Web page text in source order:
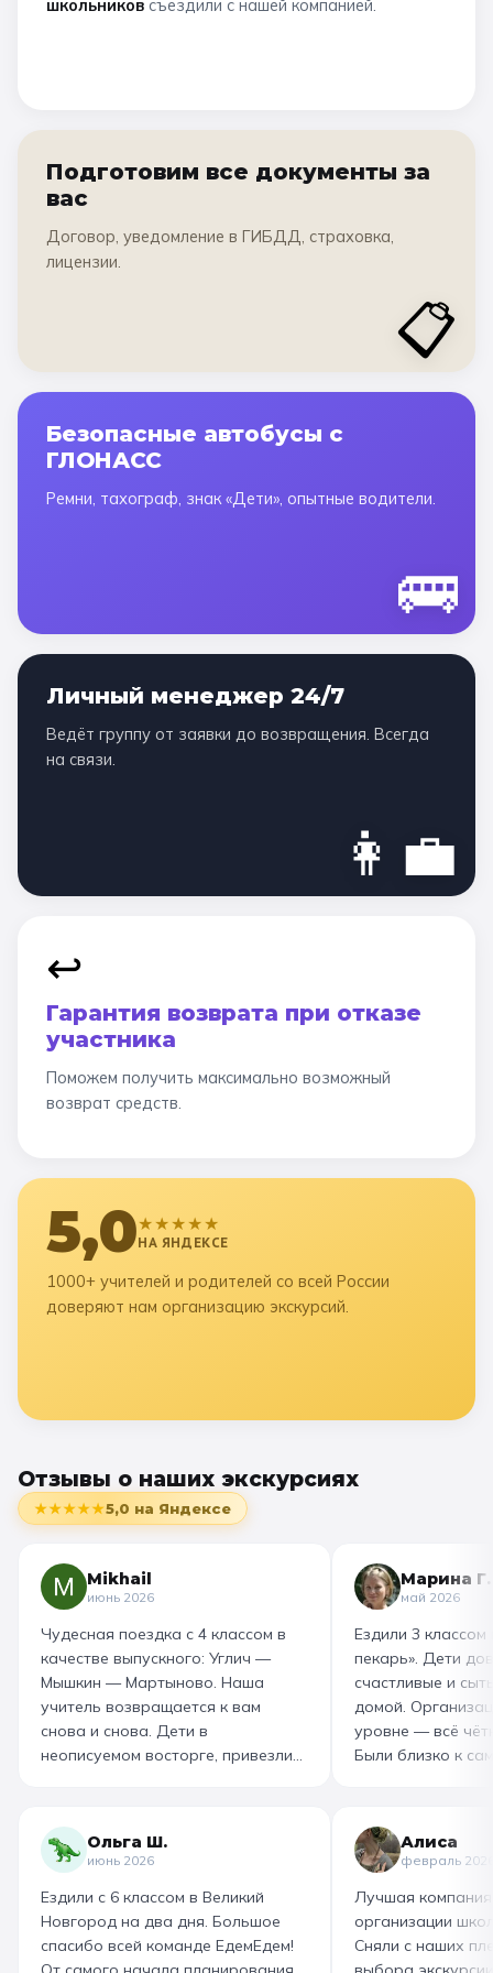
школьников съездили с нашей компанией.
Подготовим все документы за
вас
Договор, уведомление в ГИБДД, страховка,
лицензии.
📋
Безопасные автобусы с
ГЛОНАСС
Ремни, тахограф, знак «Дети», опытные водители.
🚌
Личный менеджер 24/7
Ведёт группу от заявки до возвращения. Всегда
на связи.
👩‍💼
↩️
Гарантия возврата при отказе
участника
Поможем получить максимально возможный
возврат средств.
5,0★★★★★
НА ЯНДЕКСЕ
1000+ учителей и родителей со всей России
доверяют нам организацию экскурсий.
Отзывы о наших экскурсиях
★★★★★5,0 на Яндексе
Mikhail
июнь 2026
Чудесная поездка с 4 классом в
качестве выпускного: Углич —
Мышкин — Мартыново. Наша
учитель возвращается к вам
снова и снова. Дети в
неописуемом восторге, привезли
маршрут для себя, настолько
интересно и насыщенно было.
Огромная благодарность
организатору! Вы лучшие: от
выбора супер-маршрута, питания,
гостиницы, тайминга, до
Марина Г.
май 2026
Ездили 3 классом
пекарь». Дети
счастливые и
домой.
уровне — всё
Были близко к
гигантский
изготовили
слоёного теста,
со скоморохом,
загадками. В
горячие
Ольга Ш.
июнь 2026
Ездили с 6 классом в Великий
Новгород на два дня. Большое
спасибо всей команде ЕдемЕдем!
Алиса
февраль
Лучшая
организации
Сняли с наших